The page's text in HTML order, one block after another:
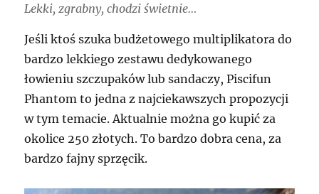
Lekki, zgrabny, chodzi świetnie…
Jeśli ktoś szuka budżetowego multiplikatora do
bardzo lekkiego zestawu dedykowanego
łowieniu szczupaków lub sandaczy, Piscifun
Phantom to jedna z najciekawszych propozycji
w tym temacie. Aktualnie można go kupić za
okolice 250 złotych. To bardzo dobra cena, za
bardzo fajny sprzęcik.